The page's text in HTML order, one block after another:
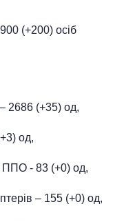
(+200) осіб
2686 (+35) од,
од,
ППО - 83 (+0) од,
– 155 (+0) од,